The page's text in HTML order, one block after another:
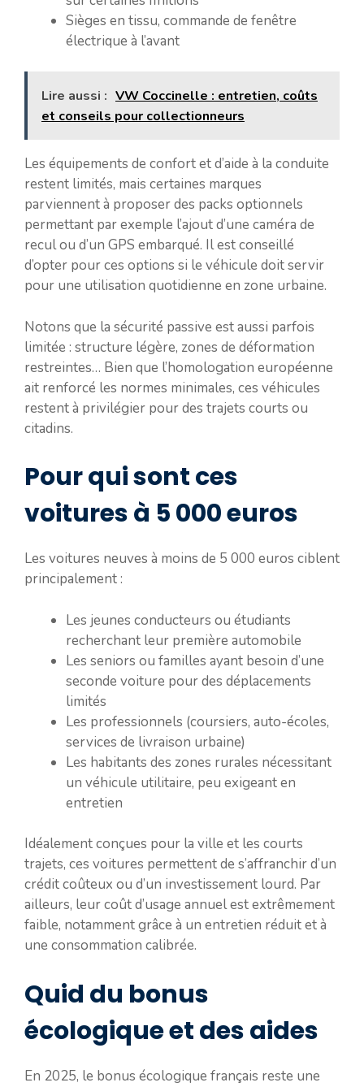
Sièges en tissu, commande de fenêtre
électrique à l’avant
Lire aussi : VW Coccinelle : entretien, coûts
et conseils pour collectionneurs
Les équipements de confort et d’aide à la conduite
restent limités, mais certaines marques
parviennent à proposer des packs optionnels
permettant par exemple l’ajout d’une caméra de
recul ou d’un GPS embarqué. Il est conseillé
d’opter pour ces options si le véhicule doit servir
pour une utilisation quotidienne en zone urbaine.
Notons que la sécurité passive est aussi parfois
limitée : structure légère, zones de déformation
restreintes… Bien que l’homologation européenne
ait renforcé les normes minimales, ces véhicules
restent à privilégier pour des trajets courts ou
citadins.
Pour qui sont ces
voitures à 5 000 euros
Les voitures neuves à moins de 5 000 euros ciblent
principalement :
Les jeunes conducteurs ou étudiants
recherchant leur première automobile
Les seniors ou familles ayant besoin d’une
seconde voiture pour des déplacements
limités
Les professionnels (coursiers, auto-écoles,
services de livraison urbaine)
Les habitants des zones rurales nécessitant
un véhicule utilitaire, peu exigeant en
entretien
Idéalement conçues pour la ville et les courts
trajets, ces voitures permettent de s’affranchir d’un
crédit coûteux ou d’un investissement lourd. Par
ailleurs, leur coût d’usage annuel est extrêmement
faible, notamment grâce à un entretien réduit et à
une consommation calibrée.
Quid du bonus
écologique et des aides
En 2025, le bonus écologique français reste une